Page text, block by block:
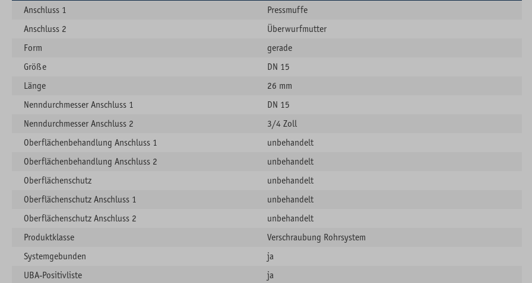
Anschluss 1
Pressmuffe
Anschluss 2
Überwurfmutter
Form
gerade
Größe
DN 15
Länge
26 mm
Nenndurchmesser Anschluss 1
DN 15
Nenndurchmesser Anschluss 2
3/4 Zoll
Oberflächenbehandlung Anschluss 1
unbehandelt
Oberflächenbehandlung Anschluss 2
unbehandelt
Oberflächenschutz
unbehandelt
Oberflächenschutz Anschluss 1
unbehandelt
Oberflächenschutz Anschluss 2
unbehandelt
Produktklasse
Verschraubung Rohrsystem
Systemgebunden
ja
UBA-Positivliste
ja